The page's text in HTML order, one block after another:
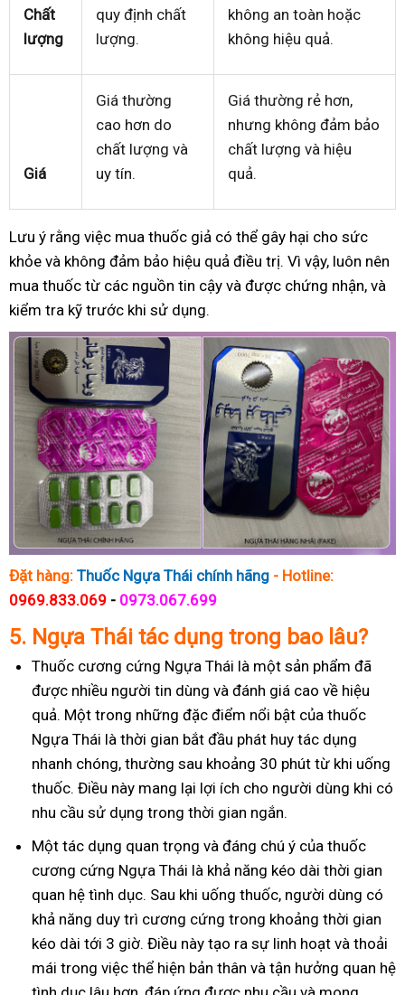
Chất
lượng
quy định chất
lượng.
không an toàn hoặc
không hiệu quả.
Giá
Giá thường
cao hơn do
chất lượng và
uy tín.
Giá thường rẻ hơn,
nhưng không đảm bảo
chất lượng và hiệu
quả.
Lưu ý rằng việc mua thuốc giả có thể gây hại cho sức
khỏe và không đảm bảo hiệu quả điều trị. Vì vậy, luôn nên
mua thuốc từ các nguồn tin cậy và được chứng nhận, và
kiểm tra kỹ trước khi sử dụng.
Đặt hàng: Thuốc Ngựa Thái chính hãng - Hotline:
0969.833.069 - 0973.067.699
5. Ngựa Thái tác dụng trong bao lâu?
Thuốc cương cứng Ngựa Thái là một sản phẩm đã
được nhiều người tin dùng và đánh giá cao về hiệu
quả. Một trong những đặc điểm nổi bật của thuốc
Ngựa Thái là thời gian bắt đầu phát huy tác dụng
nhanh chóng, thường sau khoảng 30 phút từ khi uống
thuốc. Điều này mang lại lợi ích cho người dùng khi có
nhu cầu sử dụng trong thời gian ngắn.
Một tác dụng quan trọng và đáng chú ý của thuốc
cương cứng Ngựa Thái là khả năng kéo dài thời gian
quan hệ tình dục. Sau khi uống thuốc, người dùng có
khả năng duy trì cương cứng trong khoảng thời gian
kéo dài tới 3 giờ. Điều này tạo ra sự linh hoạt và thoải
mái trong việc thể hiện bản thân và tận hưởng quan hệ